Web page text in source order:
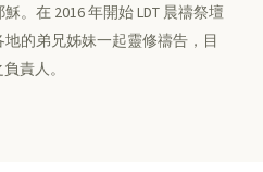
。在 2016 年開始 LDT 晨禱祭壇
的弟兄姊妹一起靈修禱告，目
責人。